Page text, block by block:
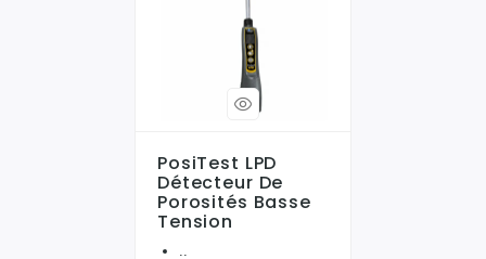
PosiTest LPD
Détecteur De
Porosités Basse
Tension